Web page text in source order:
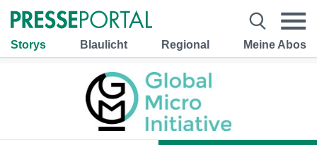
Storys Blaulicht Regional Meine Abos